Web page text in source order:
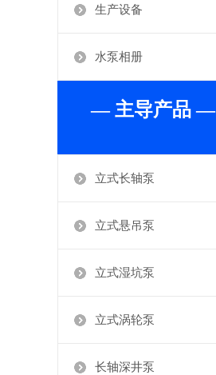
生产设备
水泵相册
— 主导产品 —
立式长轴泵
立式悬吊泵
立式湿坑泵
立式涡轮泵
长轴深井泵